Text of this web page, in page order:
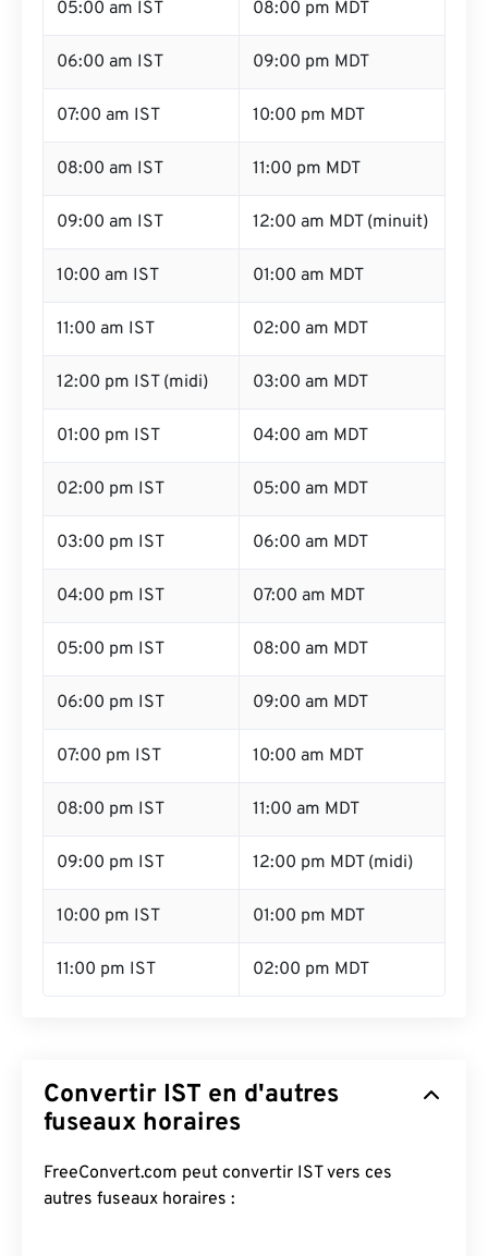
05:00 am IST 08:00 pm MDT
06:00 am IST 09:00 pm MDT
07:00 am IST 10:00 pm MDT
08:00 am IST 11:00 pm MDT
09:00 am IST 12:00 am MDT (minuit)
10:00 am IST 01:00 am MDT
11:00 am IST 02:00 am MDT
12:00 pm IST (midi) 03:00 am MDT
01:00 pm IST 04:00 am MDT
02:00 pm IST 05:00 am MDT
03:00 pm IST 06:00 am MDT
04:00 pm IST 07:00 am MDT
05:00 pm IST 08:00 am MDT
06:00 pm IST 09:00 am MDT
07:00 pm IST 10:00 am MDT
08:00 pm IST 11:00 am MDT
09:00 pm IST 12:00 pm MDT (midi)
10:00 pm IST 01:00 pm MDT
11:00 pm IST 02:00 pm MDT
Convertir IST en d'autres
fuseaux horaires
FreeConvert.com peut convertir IST vers ces
autres fuseaux horaires :